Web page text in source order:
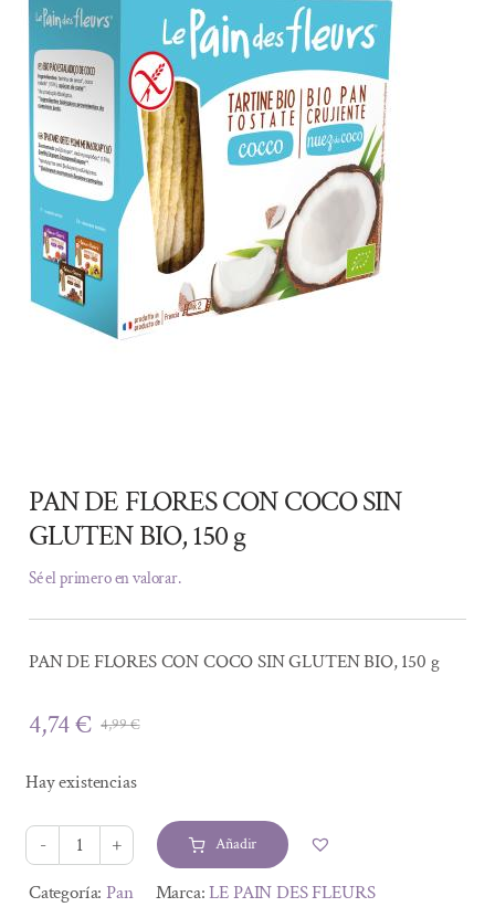
PAN DE FLORES CON COCO SIN
GLUTEN BIO, 150 g
Sé el primero en valorar.
PAN DE FLORES CON COCO SIN GLUTEN BIO, 150 g
4,99€El
era:
4,99 €.
4,74€
El
es:
4,74 €.
Hay existencias
PAN
DE
Añadir
Alternative:
Categoría:Pan Marca:LE PAIN DES FLEURS